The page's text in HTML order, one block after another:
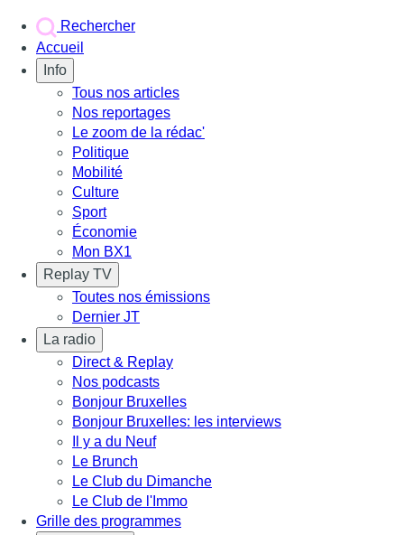
Rechercher
Accueil
Info
Tous nos articles
Nos reportages
Le zoom de la rédac'
Politique
Mobilité
Culture
Sport
Économie
Mon BX1
Replay TV
Toutes nos émissions
Dernier JT
La radio
Direct & Replay
Nos podcasts
Bonjour Bruxelles
Bonjour Bruxelles: les interviews
Il y a du Neuf
Le Brunch
Le Club du Dimanche
Le Club de l'Immo
Grille des programmes